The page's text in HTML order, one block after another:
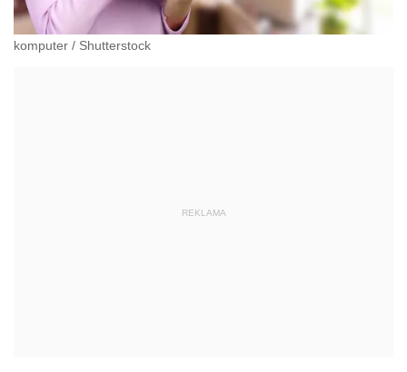
komputer / Shutterstock